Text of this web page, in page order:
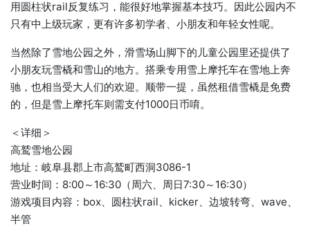
用圆柱状rail反复练习，能很好地掌握基本技巧。因此公园内不
只有中上级玩家，更有许多初学者、小朋友和年轻女性呢。
当然除了雪地公园之外，滑雪场山脚下的儿童公园里还提供了
小朋友玩雪橇和雪山的地方。搭乘专用雪上摩托车在雪地上奔
驰，也相当受大人们的欢迎。顺带一提，虽然租借雪橇是免费
的，但是雪上摩托车则需支付1000日币唷。
＜详细＞
高鹫雪地公园
地址：岐阜县郡上市高鹫町西洞3086-1
营业时间：8:00～16:30（周六、周日7:30～16:30）
游戏项目内容：box、圆柱状rail、kicker、边坡转弯、wave、
半管